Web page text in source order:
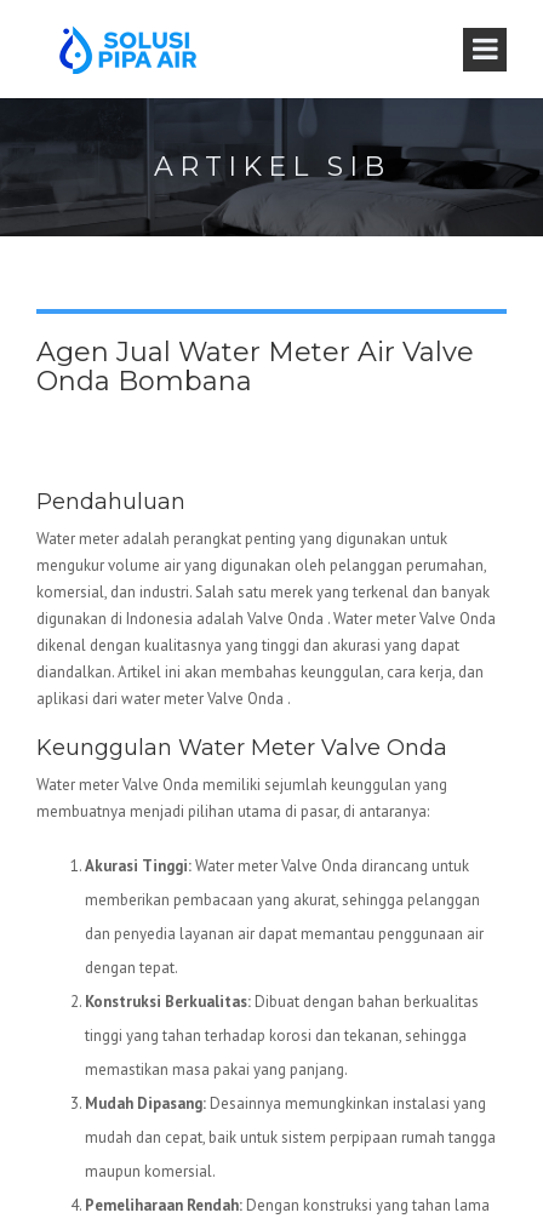
ARTIKEL SIB
Agen Jual Water Meter Air Valve
Onda Bombana
Pendahuluan
Water meter adalah perangkat penting yang digunakan untuk
mengukur volume air yang digunakan oleh pelanggan perumahan,
komersial, dan industri. Salah satu merek yang terkenal dan banyak
digunakan di Indonesia adalah Valve Onda . Water meter Valve Onda
dikenal dengan kualitasnya yang tinggi dan akurasi yang dapat
diandalkan. Artikel ini akan membahas keunggulan, cara kerja, dan
aplikasi dari water meter Valve Onda .
Keunggulan Water Meter Valve Onda
Water meter Valve Onda memiliki sejumlah keunggulan yang
membuatnya menjadi pilihan utama di pasar, di antaranya:
Akurasi Tinggi:Water meter Valve Onda dirancang untuk
memberikan pembacaan yang akurat, sehingga pelanggan
dan penyedia layanan air dapat memantau penggunaan air
dengan tepat.
Konstruksi Berkualitas: Dibuat dengan bahan berkualitas
tinggi yang tahan terhadap korosi dan tekanan, sehingga
memastikan masa pakai yang panjang.
Mudah Dipasang: Desainnya memungkinkan instalasi yang
mudah dan cepat, baik untuk sistem perpipaan rumah tangga
maupun komersial.
Pemeliharaan Rendah: Dengan konstruksi yang tahan lama